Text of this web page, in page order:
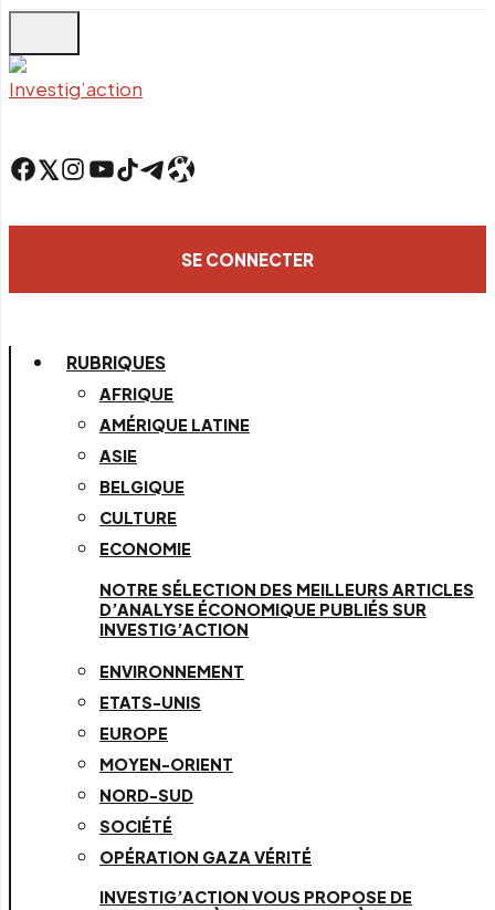
to
main
Facebook Twitter Instagram YouTube TikTok TelegramLien
SE CONNECTER
RUBRIQUES
AFRIQUE
AMÉRIQUE LATINE
ASIE
BELGIQUE
CULTURE
ECONOMIE
NOTRE SÉLECTION DES MEILLEURS ARTICLES
D’ANALYSE ÉCONOMIQUE PUBLIÉS SUR
INVESTIG’ACTION
ENVIRONNEMENT
ETATS-UNIS
EUROPE
MOYEN-ORIENT
NORD-SUD
SOCIÉTÉ
OPÉRATION GAZA VÉRITÉ
INVESTIG’ACTION VOUS PROPOSE DE